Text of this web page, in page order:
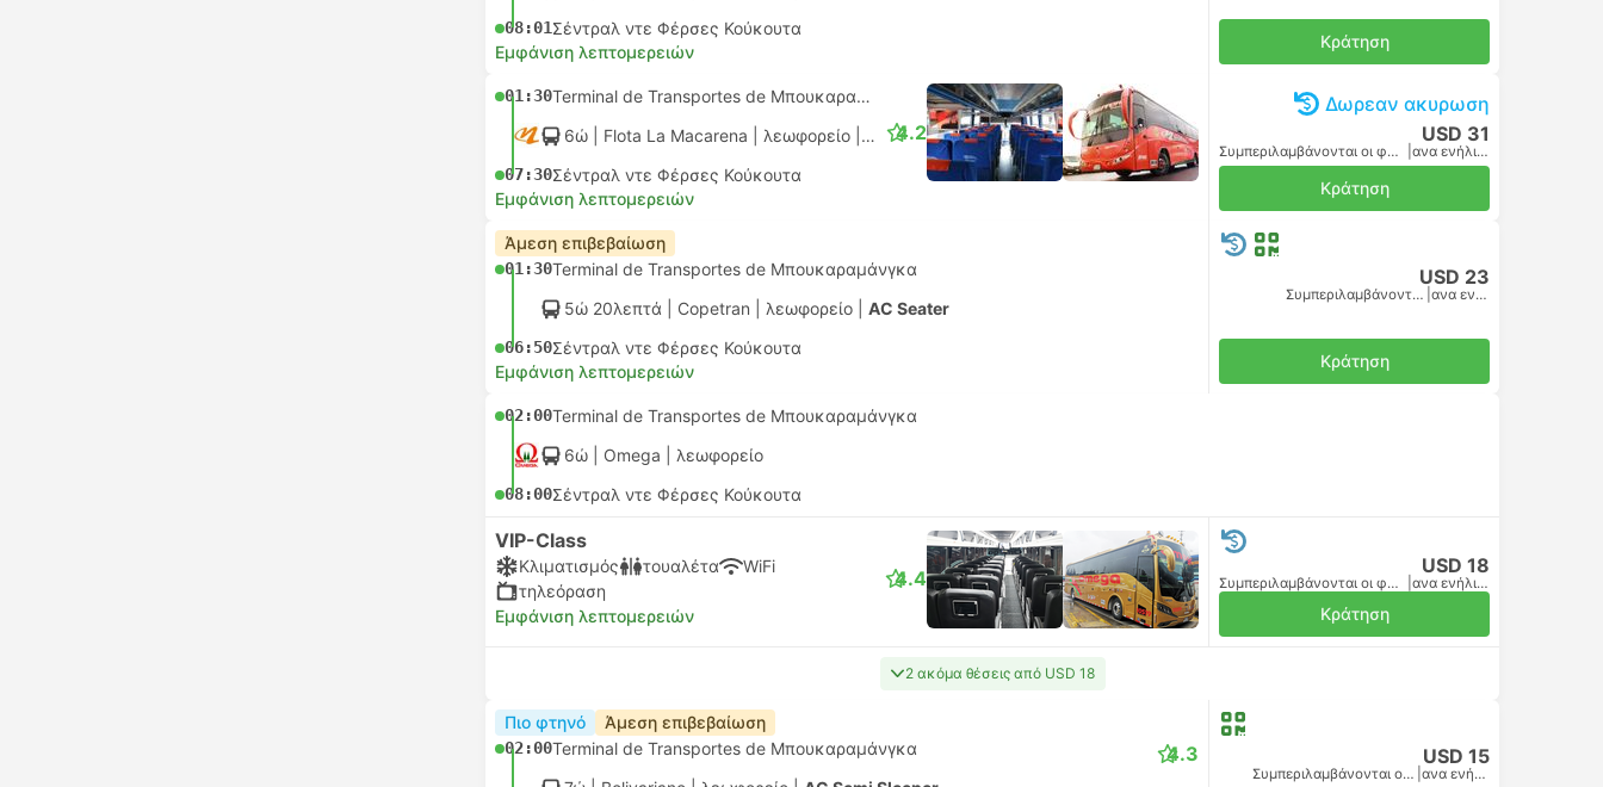
08:01Σέντραλ ντε Φέρσες Κούκουτα
Εμφάνιση λεπτομερειών
Κράτηση
01:30
Terminal de Transportes de Μπουκαραμάνγκα
6ώ | Flota La Macarena λεωφορείο Tourist AC
07:30Σέντραλ ντε Φέρσες Κούκουτα
4.2
Εμφάνιση λεπτομερειών
Δωρεαν ακυρωση
USD 31
Συμπεριλαμβάνονται οι φόροι ανα ενήλικα
Κράτηση
Άμεση επιβεβαίωση
01:30Terminal de Transportes de Μπουκαραμάνγκα
5ώ 20λεπτά | Copetran λεωφορείο AC Seater
06:50Σέντραλ ντε Φέρσες Κούκουτα
Εμφάνιση λεπτομερειών
USD 23
Συμπεριλαμβάνονται οι φόροι | ανα ενήλικα
Κράτηση
02:00Terminal de Transportes de Μπουκαραμάνγκα
6ώ | Omega λεωφορείο
08:00Σέντραλ ντε Φέρσες Κούκουτα
VIP-Class
Κλιματισμός τουαλέτα
WiFi
τηλεόραση
Εμφάνιση λεπτομερειών
4.4
USD 18
Συμπεριλαμβάνονται οι φόροι ανα ενήλικα
Κράτηση
2 ακόμα θέσεις από USD 18
Πιο φτηνό Άμεση επιβεβαίωση
02:00Terminal de Transportes de Μπουκαραμάνγκα
4.3 USD 15
Συμπεριλαμβάνονται οι φόροι | ανα ενήλικα